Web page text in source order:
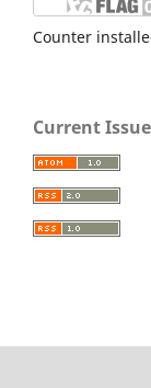
Counter
Current Issue